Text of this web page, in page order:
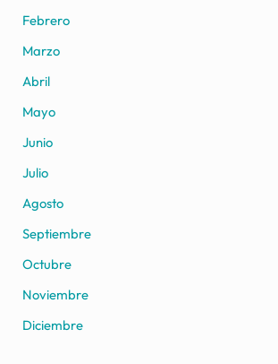
Febrero
Marzo
Abril
Mayo
Junio
Julio
Agosto
Septiembre
Octubre
Noviembre
Diciembre